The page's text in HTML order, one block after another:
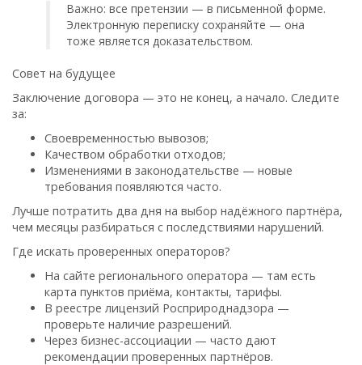
Важно: все претензии — в письменной форме.
Электронную переписку сохраняйте — она
тоже является доказательством.
Совет на будущее
Заключение договора — это не конец, а начало. Следите
за:
Своевременностью вывозов;
Качеством обработки отходов;
Изменениями в законодательстве — новые
требования появляются часто.
Лучше потратить два дня на выбор надёжного партнёра,
чем месяцы разбираться с последствиями нарушений.
Где искать проверенных операторов?
На сайте регионального оператора — там есть
карта пунктов приёма, контакты, тарифы.
В реестре лицензий Росприроднадзора —
проверьте наличие разрешений.
Через бизнес-ассоциации — часто дают
рекомендации проверенных партнёров.